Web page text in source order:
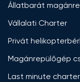
Állatbarát
Vállalati Charter
Privát
Magánrepülőgép
Last minute charter